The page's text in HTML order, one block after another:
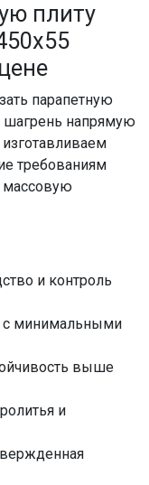
плиту
парапетную
шагрень напрямую
требованиям
массовую
и контроль
с минимальными
выше
и